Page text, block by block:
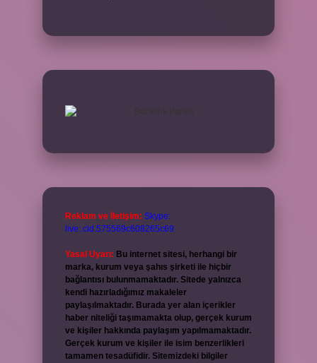
Reklam ve İletişim: Skype:
live:.cid.575569c608265c69
Yasal Uyarı: Bu internet sitesi, herhangi bir
marka, kurum veya şahıs şirketi ile hiçbir
bağlantısı bulunmamaktadır. Sitede yalnızca
kendi hazırladığımız makaleler
paylaşılmaktadır. Burada yer alan içerikler
haber niteliği taşımamakta olup, gerçek kurum
ve kişiler hakkında paylaşım yapılmamaktadır.
Gerçek kurum ve kişiler ile isim benzerlikleri
tamamen tesadüfidir. Sitemizdeki bilgiler